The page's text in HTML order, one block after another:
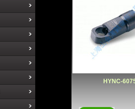
HYNC-